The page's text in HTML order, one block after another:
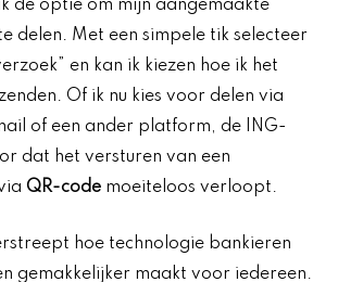
de optie om mijn aangemaakte
delen. Met een simpele tik selecteer
en kan ik kiezen hoe ik het
Of ik nu kies voor delen via
of een ander platform, de ING-
dat het versturen van een
QR-code moeiteloos verloopt.
hoe technologie bankieren
gemakkelijker maakt voor iedereen.